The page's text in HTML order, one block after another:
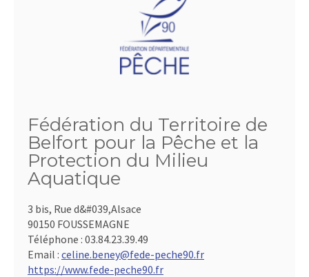
Fédération du Territoire de
Belfort pour la Pêche et la
Protection du Milieu
Aquatique
3 bis, Rue d&#039,Alsace
90150 FOUSSEMAGNE
Téléphone : 03.84.23.39.49
Email : celine.beney@fede-peche90.fr
https://www.fede-peche90.fr